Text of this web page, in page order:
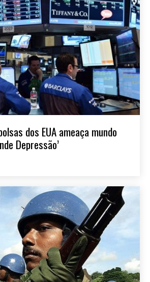
dos EUA ameaça mundo
Depressão’